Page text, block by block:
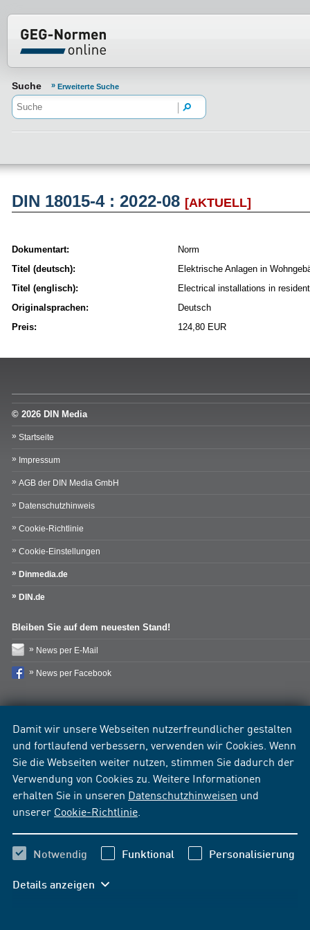
Damit wir unsere Webseiten nutzerfreundlicher gestalten
und fortlaufend verbessern, verwenden wir Cookies. Wenn
Sie die Webseiten weiter nutzen, stimmen Sie dadurch der
Verwendung von Cookies zu. Weitere Informationen
erhalten Sie in unseren Datenschutzhinweisen und
unserer Cookie-Richtlinie
Notwendig Funktional Personalisierung
Details anzeigen
Normenportal Barrierefreiheit
Suche Erweiterte Suche
DIN 18015-4 : 2022-08 [AKTUELL]
Dokumentart:
Norm
Titel (deutsch):
Elektrische Anlagen in
Titel (englisch):
Electrical installations in
Originalsprachen:
Deutsch
Preis:
124,80 EUR
© 2026 DIN Media
Startseite
Impressum
AGB der DIN Media GmbH
Datenschutzhinweis
Cookie-Richtlinie
Cookie-Einstellungen
Dinmedia.de
DIN.de
Bleiben Sie auf dem neuesten Stand!
News per E-Mail
News per Facebook